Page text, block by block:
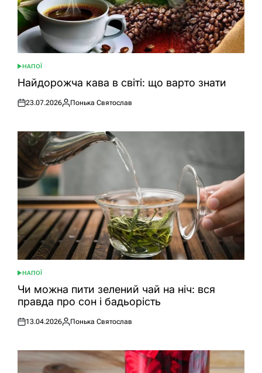
ОПУБЛІКУВАТИ
У
НАПОЇ
Найдорожча кава в світі: що варто знати
Оприлюднено
23.07.2026
Опубліковано
Понька Святослав
ОПУБЛІКУВАТИ
У
НАПОЇ
Чи можна пити зелений чай на ніч: вся
правда про сон і бадьорість
Оприлюднено
13.04.2026
Опубліковано
Понька Святослав